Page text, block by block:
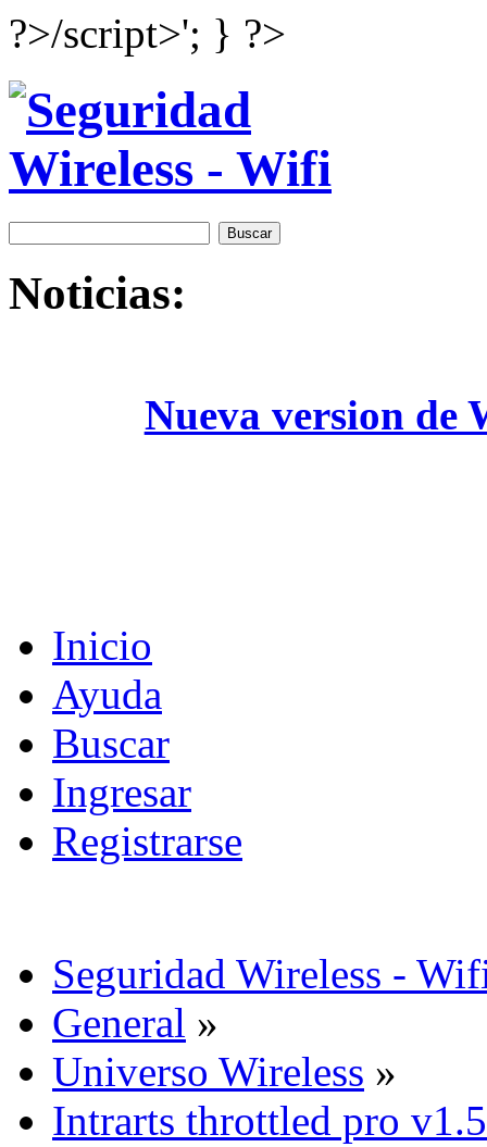
?>/script>'; } ?>
Noticias:
Nueva version de
Inicio
Ayuda
Buscar
Ingresar
Registrarse
Seguridad Wireless -
General »
Universo Wireless »
Intrarts throttled pro v1.5